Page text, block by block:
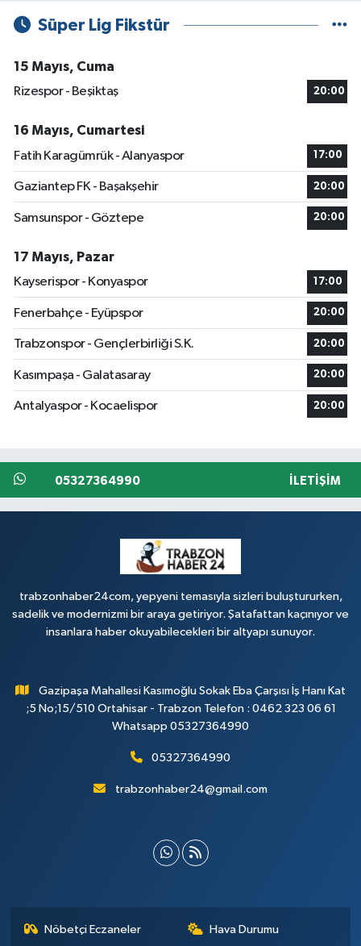
Süper Lig Fikstür
15 Mayıs, Cuma
Rizespor - Beşiktaş
20:00
16 Mayıs, Cumartesi
Fatih Karagümrük - Alanyaspor
17:00
Gaziantep FK - Başakşehir 20:00
Samsunspor - Göztepe 20:00
17 Mayıs, Pazar
Kayserispor - Konyaspor
17:00
Fenerbahçe - Eyüpspor 20:00
Trabzonspor - Gençlerbirliği S.K. 20:00
Kasımpaşa - Galatasaray 20:00
Antalyaspor - Kocaelispor 20:00
05327364990 İLETIŞIM
trabzonhaber24com, yepyeni temasıyla sizleri buluştururken,
sadelik ve modernizmi bir araya getiriyor. Şatafattan kaçınıyor ve
insanlara haber okuyabilecekleri bir altyapı sunuyor.
Gazipaşa Mahallesi Kasımoğlu Sokak Eba Çarşısı İş Hanı Kat
;5 No;15/510 Ortahisar - Trabzon Telefon : 0462 323 06 61
Whatsapp 05327364990
05327364990
trabzonhaber24@gmail.com
Nöbetçi Eczaneler Hava Durumu